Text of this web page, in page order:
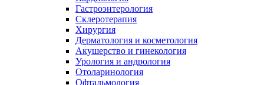
Гастроэнтерология
Склеротерапия
Хирургия
Дерматология и косметология
Акушерство и гинекология
Урология и андрология
Отоларинология
Офтальмология